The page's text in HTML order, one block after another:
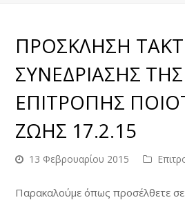
ΠΡΟΣΚΛΗΣΗ
ΣΥΝΕΔΡΙΑΣΗΣ ΤΗΣ
ΕΠΙΤΡΟΠΗΣ
ΖΩΗΣ 17.2.15
13 Φεβρουαρίου 2015
Παρακαλούμε όπως προσέλθετε